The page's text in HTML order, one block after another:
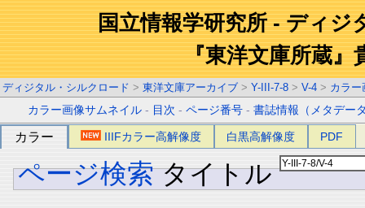
国立情報学研究所 - ディジ
『東洋文庫所蔵』
ディジタル・シルクロード > 東洋文庫アーカイブ > Y-III-7-8 > V-4 > カラー
カラー画像サムネイル - 目次 -ページ番号 -書誌情報（メタデー
カラー IIIFカラー高解像度 白黒高解像度 PDF
ページ検索 タイトル